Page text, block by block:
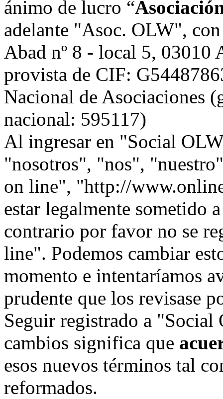
ánimo de lucro “
adelante "Asoc. OLW",
Abad nº 8 - local 5,
provista de CIF:
Nacional de Asociaciones
nacional: 595117)
Al ingresar en "Social
"nosotros", "nos",
on line", "http://
estar legalmente sometido
contrario por favor no se
line". Podemos cambiar
momento e intentaríamos
prudente que los revisase
Seguir registrado a "Social
cambios significa que
esos nuevos términos tal
reformados.